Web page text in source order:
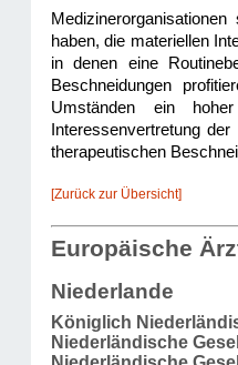
haben, die materiellen
in denen eine
Beschneidungen
Umständen ein
Interessenvertretung
therapeutischen
[Zurück zur Übersicht]
Europäische
Niederlande
Königlich
Niederländische